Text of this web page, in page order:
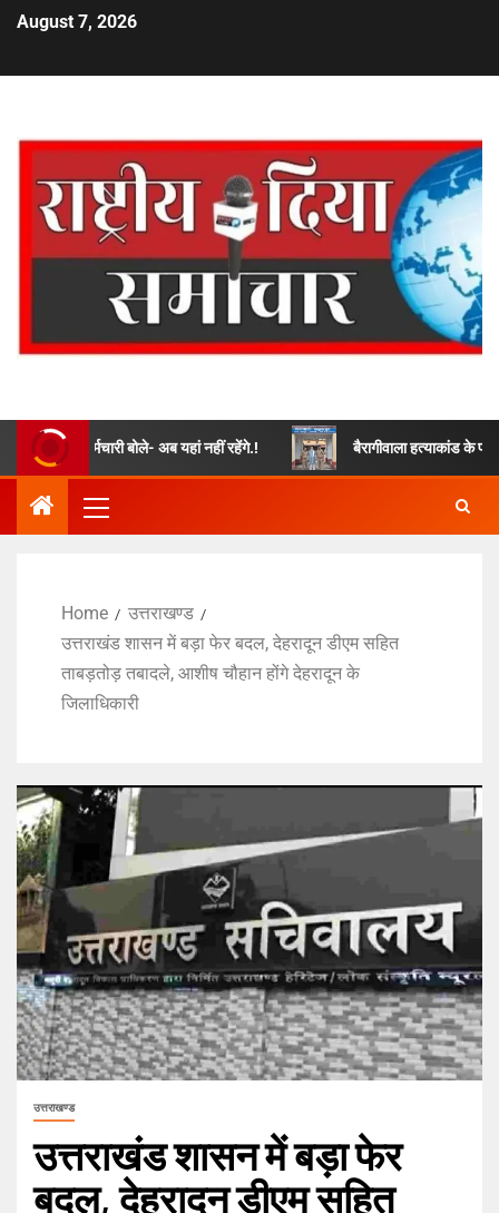
August 7, 2026
कर्मचारी बोले- अब यहां नहीं रहेंगे.! बैरागीवाला हत्याकांड के फरार चल रहे
Home
उत्तराखण्ड
उत्तराखंड शासन में बड़ा फेर बदल, देहरादून डीएम सहित
ताबड़तोड़ तबादले, आशीष चौहान होंगे देहरादून के
जिलाधिकारी
उत्तराखण्ड
उत्तराखंड शासन में बड़ा फेर
बदल, देहरादून डीएम सहित